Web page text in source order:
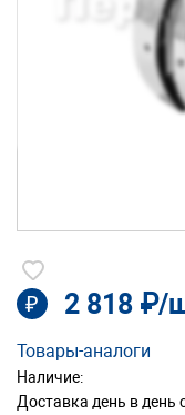
₽ 2 818 ₽/
Товары-аналоги
Наличие:
Доставка день в день